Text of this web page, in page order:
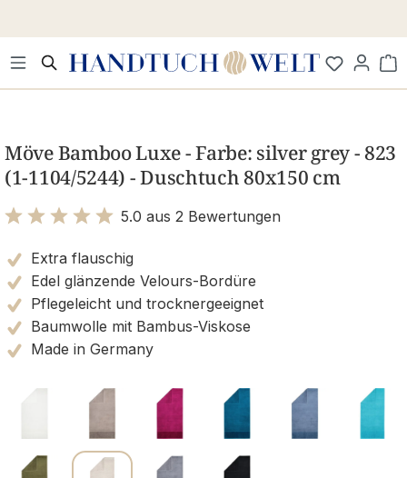
Möve Bamboo Luxe - Farbe: silver grey - 823
(1-1104/5244) - Duschtuch 80x150 cm
5.0 aus 2 Bewertungen
Extra flauschig
Edel glänzende Velours-Bordüre
Pflegeleicht und trocknergeeignet
Baumwolle mit Bambus-Viskose
Made in Germany